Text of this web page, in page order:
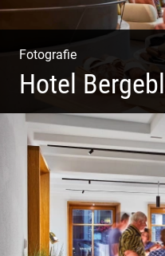
Fotografie
Hotel
Zweites Shooting für